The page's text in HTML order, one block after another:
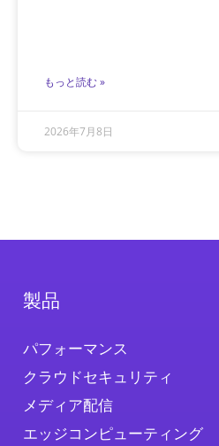
もっと読む »
2026年7月8日
製品
パフォーマンス
クラウドセキュリティ
メディア配信
エッジコンピューティング